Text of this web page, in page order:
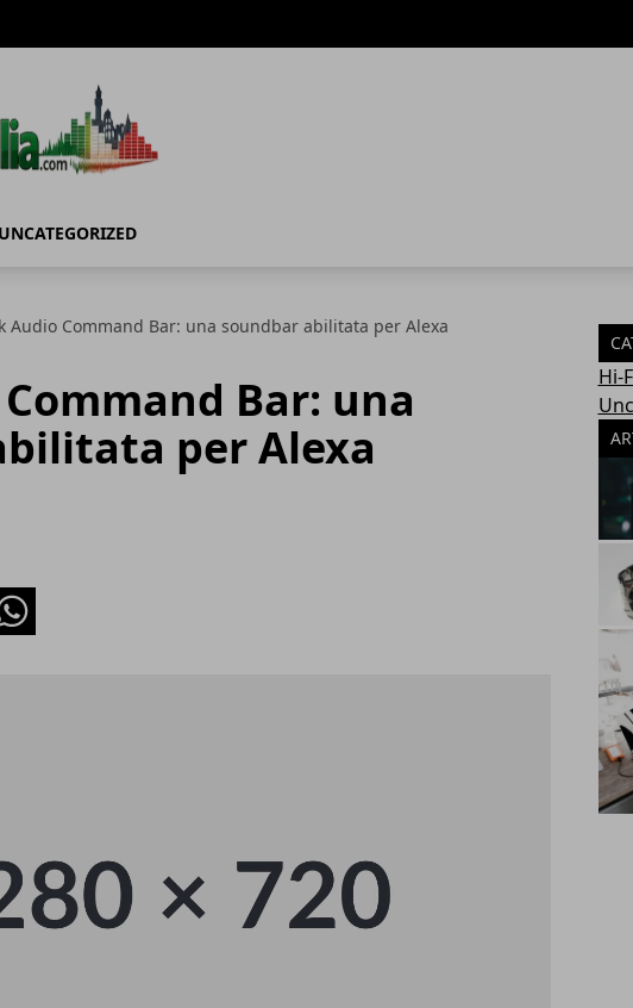
UNCATEGORIZED
Audio Command Bar: una soundbar abilitata per Alexa
Bar: una
per Alexa
Hi-